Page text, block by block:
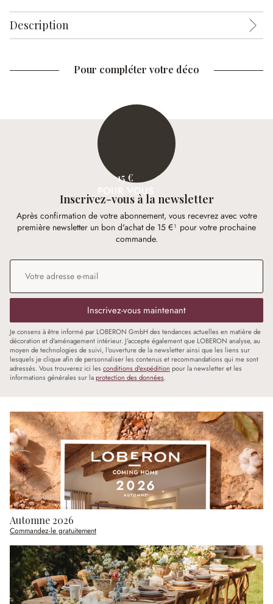
Description
Pour compléter votre déco
15 €
POUR VOUS
Inscrivez-vous à la newsletter
Après confirmation de votre abonnement, vous recevrez avec votre
première newsletter un bon d'achat de 15 €¹ pour votre prochaine
commande.
Adresse e-mail
Inscrivez-vous maintenant
Je consens à être informé par LOBERON GmbH des tendances actuelles en matière de
décoration et d'aménagement intérieur. J'accepte également que LOBERON analyse, au
moyen de technologies de suivi, l'ouverture de la newsletter ainsi que les liens sur
lesquels je clique afin de personnaliser les contenus et recommandations qui me sont
adressés. Vous trouverez ici les conditions d'expédition pour la newsletter et les
informations générales sur laprotection des données.
Automne 2026
Commandez-le gratuitement